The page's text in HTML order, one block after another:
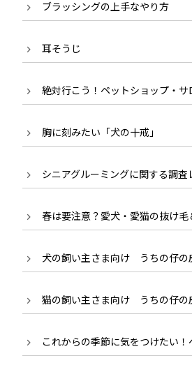
ブラッシングの上手なやり方
耳そうじ
絶対行こう！ペットショップ・サ
胸に刻みたい「犬の十戒」
シニアグルーミングに関する調査
春は要注意？愛犬・愛猫の抜け毛
犬の飼い主さま向け うちの仔の
猫の飼い主さま向け うちの仔の
これからの季節に気をつけたい